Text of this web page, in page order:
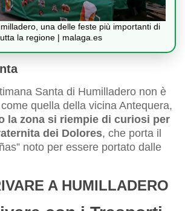
una delle feste più importanti di
la regione | malaga.es
Santa di Humilladero non è
quella della vicina Antequera,
la zona si riempie di curiosi per
dei Dolores, che porta il
noto per essere portato dalle
A HUMILLADERO